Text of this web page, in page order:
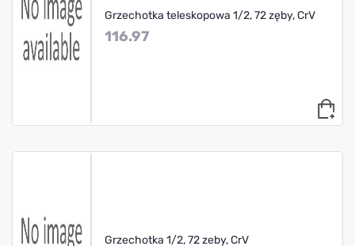
Grzechotka teleskopowa 1/2, 72 zęby, CrV
116.97
Grzechotka 1/2, 72 zeby, CrV